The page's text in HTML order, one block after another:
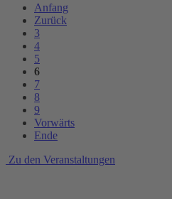
Anfang
Zurück
3
4
5
6
7
8
9
Vorwärts
Ende
Zu den Veranstaltungen